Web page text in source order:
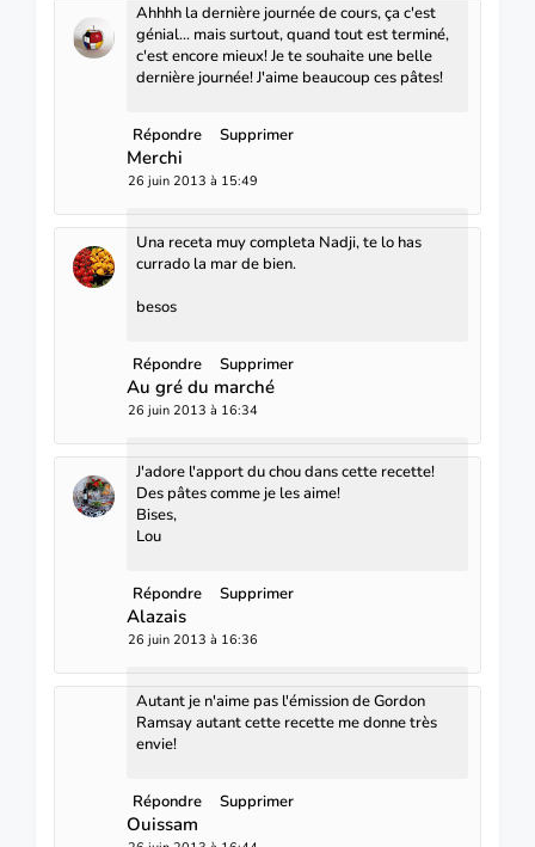
Ahhhh la dernière journée de cours, ça c'est
génial... mais surtout, quand tout est terminé,
c'est encore mieux! Je te souhaite une belle
dernière journée! J'aime beaucoup ces pâtes!
Répondre Supprimer
Merchi
26 juin 2013 à 15:49
Una receta muy completa Nadji, te lo has
currado la mar de bien.
besos
Répondre Supprimer
Au gré du marché
26 juin 2013 à 16:34
J'adore l'apport du chou dans cette recette!
Des pâtes comme je les aime!
Bises,
Lou
Répondre Supprimer
Alazais
26 juin 2013 à 16:36
Autant je n'aime pas l'émission de Gordon
Ramsay autant cette recette me donne très
envie!
Répondre Supprimer
Ouissam